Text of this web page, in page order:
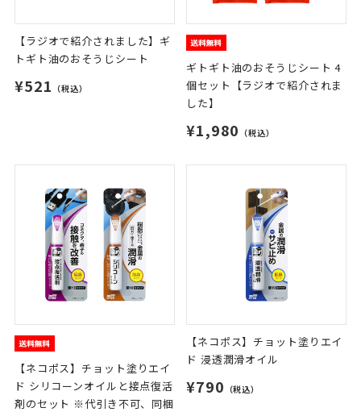
【ラジオで紹介されました】ギ
トギト油のおそうじシート
¥521 （税込）
ギトギト油のおそうじシート 4
個セット【ラジオで紹介されま
した】
¥1,980 （税込）
【ネコポス】チョット塗りエイ
ド シリコーンオイルと接点復活
剤のセット ※代引き不可、同梱
【ネコポス】チョット塗りエイ
ド 浸透潤滑オイル
¥790 （税込）